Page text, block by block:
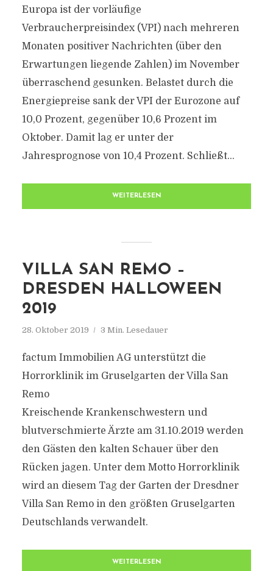
Europa ist der vorläufige
Verbraucherpreisindex (VPI) nach mehreren
Monaten positiver Nachrichten (über den
Erwartungen liegende Zahlen) im November
überraschend gesunken. Belastet durch die
Energiepreise sank der VPI der Eurozone auf
10,0 Prozent, gegenüber 10,6 Prozent im
Oktober. Damit lag er unter der
Jahresprognose von 10,4 Prozent. Schließt...
WEITERLESEN
VILLA SAN REMO –
DRESDEN HALLOWEEN
2019
28. Oktober 2019 3 Min. Lesedauer
factum Immobilien AG unterstützt die
Horrorklinik im Gruselgarten der Villa San
Remo
Kreischende Krankenschwestern und
blutverschmierte Ärzte am 31.10.2019 werden
den Gästen den kalten Schauer über den
Rücken jagen. Unter dem Motto Horrorklinik
wird an diesem Tag der Garten der Dresdner
Villa San Remo in den größten Gruselgarten
Deutschlands verwandelt.
WEITERLESEN